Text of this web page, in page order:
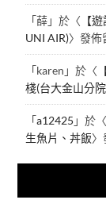
「薛」於〈 【
UNI AIR)〉發佈
「karen 」於〈
棧(台大金山分
「a12425 」於〈
生魚片、丼飯〉